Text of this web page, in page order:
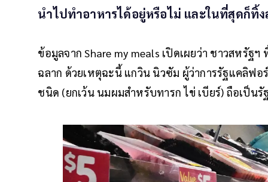
นำไปทำอาหารได้อยู่หรือไม่ และในที่สุดก็ทิ้
ข้อมูลจาก Share my meals เปิดเผยว่า ชาวสหรัฐ
ฉลาก ด้วยเหตุฉะนี้ แกวิน นิวซัม ผู้ว่าการรัฐแคลิฟ
ชนิด (ยกเว้น นมผมสำหรับทารก ไข่ เบียร์) ถือเป็น